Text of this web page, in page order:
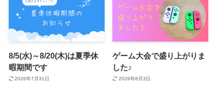
8/5(水)～8/20(木)は夏季休
暇期間です
2026年7月31日
ゲーム大会で盛り上がりま
した♪
2026年8月3日